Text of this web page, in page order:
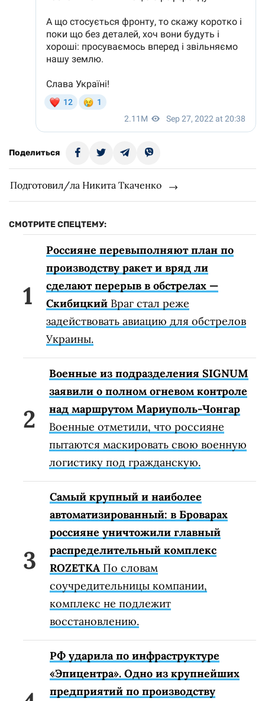
Поделиться
Подготовил/ла Никита Ткаченко
СМОТРИТЕ СПЕЦТЕМУ:
Россияне перевыполняют план по
производству ракет и вряд ли
сделают перерыв в обстрелах —
Скибицкий Враг стал реже
задействовать авиацию для обстрелов
Украины.
Военные из подразделения SIGNUM
заявили о полном огневом контроле
над маршрутом Мариуполь-Чонгар
Военные отметили, что россияне
пытаются маскировать свою военную
логистику под гражданскую.
Самый крупный и наиболее
автоматизированный: в Броварах
россияне уничтожили главный
распределительный комплекс
ROZETKA По словам
соучредительницы компании,
комплекс не подлежит
восстановлению.
РФ ударила по инфраструктуре
«Эпицентра». Одно из крупнейших
предприятий по производству